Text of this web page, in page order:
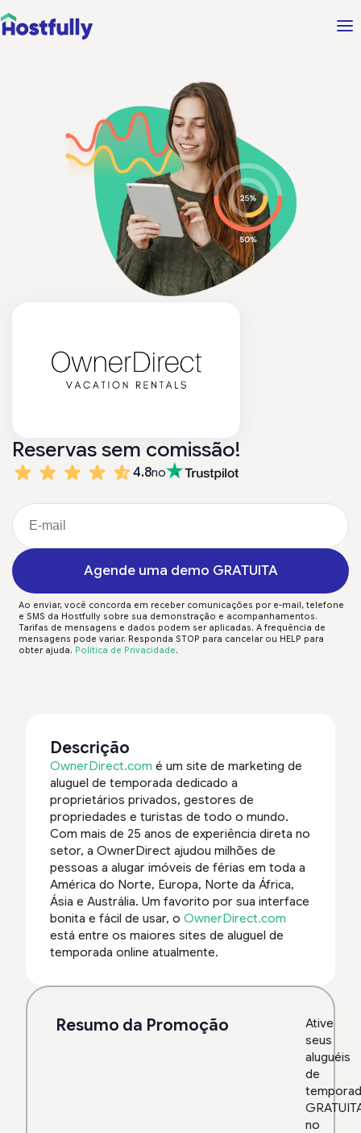
Reservas sem comissão!
4.8no
Agende uma demo GRATUITA
Ao enviar, você concorda em receber comunicações por e-mail, telefone
e SMS da Hostfully sobre sua demonstração e acompanhamentos.
Tarifas de mensagens e dados podem ser aplicadas. A frequência de
mensagens pode variar. Responda STOP para cancelar ou HELP para
obter ajuda. Política de Privacidade.
Descrição
OwnerDirect.com é um site de marketing de
aluguel de temporada dedicado a
proprietários privados, gestores de
propriedades e turistas de todo o mundo.
Com mais de 25 anos de experiência direta no
setor, a OwnerDirect ajudou milhões de
pessoas a alugar imóveis de férias em toda a
América do Norte, Europa, Norte da África,
Ásia e Austrália. Um favorito por sua interface
bonita e fácil de usar, o OwnerDirect.com
está entre os maiores sites de aluguel de
temporada online atualmente.
Resumo da Promoção
Ative
seus
aluguéis
de
no